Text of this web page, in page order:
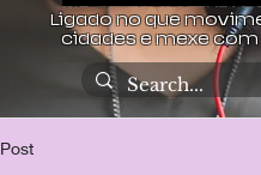
Ligado no que
cidades e mexe
Post